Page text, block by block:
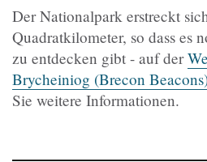
Der Nationalpark erstreckt
Quadratkilometer, so dass es
zu entdecken gibt - auf der
Brycheiniog (Brecon
Sie weitere Informationen.